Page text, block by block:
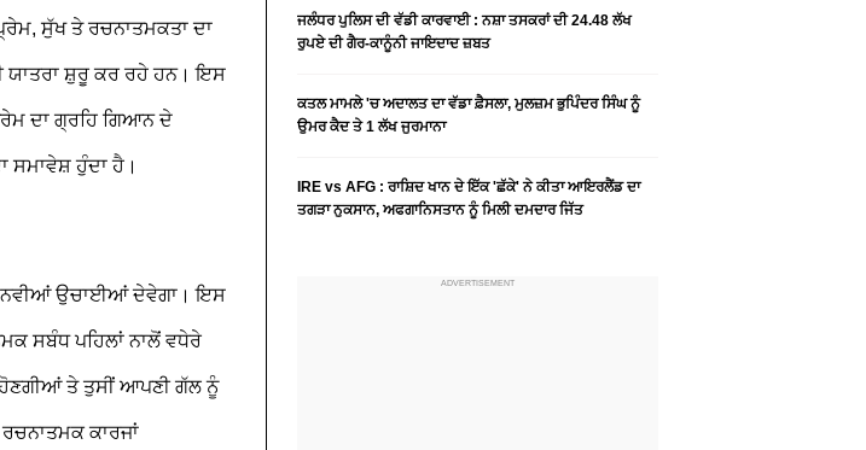
ਸੁੱਖ ਤੇ ਰਚਨਾਤਮਕਤਾ ਦਾ
ਸ਼ੁਰੂ ਕਰ ਰਹੇ ਹਨ। ਇਸ
ਦਾ ਗ੍ਰਹਿ ਗਿਆਨ ਦੇ
ਸਮਾਵੇਸ਼ ਹੁੰਦਾ ਹੈ।
ਨਵੀਆਂ ਉਚਾਈਆਂ ਦੇਵੇਗਾ। ਇਸ
ਸਬੰਧ ਪਹਿਲਾਂ ਨਾਲੋਂ ਵਧੇਰੇ
ਤੇ ਤੁਸੀਂ ਆਪਣੀ ਗੱਲ ਨੂੰ
ਕਾਰਜਾਂ
ਜਲੰਧਰ ਪੁਲਿਸ ਦੀ ਵੱਡੀ ਕਾਰਵਾਈ : ਨਸ਼ਾ ਤਸਕਰਾਂ ਦੀ 24.48 ਲੱਖ
ਰੁਪਏ ਦੀ ਗੈਰ-ਕਾਨੂੰਨੀ ਜਾਇਦਾਦ ਜ਼ਬਤ
ਕਤਲ ਮਾਮਲੇ 'ਚ ਅਦਾਲਤ ਦਾ ਵੱਡਾ ਫ਼ੈਸਲਾ, ਮੁਲਜ਼ਮ ਭੁਪਿੰਦਰ ਸਿੰਘ ਨੂੰ
ਉਮਰ ਕੈਦ ਤੇ 1 ਲੱਖ ਜੁਰਮਾਨਾ
IRE vs AFG : ਰਾਸ਼ਿਦ ਖਾਨ ਦੇ ਇੱਕ 'ਛੱਕੇ' ਨੇ ਕੀਤਾ ਆਇਰਲੈਂਡ ਦਾ
ਤਗੜਾ ਨੁਕਸਾਨ, ਅਫਗਾਨਿਸਤਾਨ ਨੂੰ ਮਿਲੀ ਦਮਦਾਰ ਜਿੱਤ